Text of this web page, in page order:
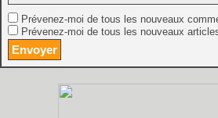
Prévenez-moi de tous les nouveaux
Prévenez-moi de tous les nouveaux